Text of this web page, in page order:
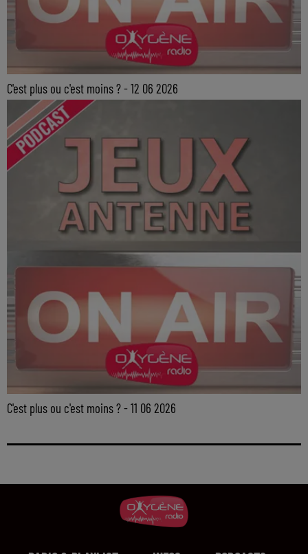
C'est plus ou c'est moins ? - 12 06 2026
C'est plus ou c'est moins ? - 11 06 2026